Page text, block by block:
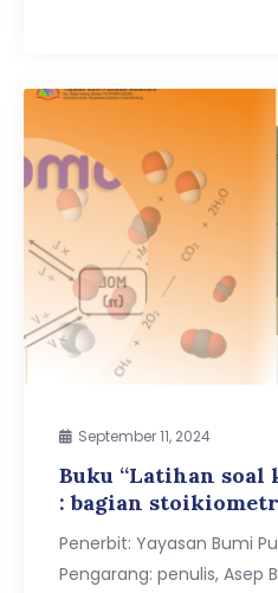
September 11, 2024
Buku “Latihan soal
: bagian
Penerbit: Yayasan Bumi
Pengarang: penulis, Asep